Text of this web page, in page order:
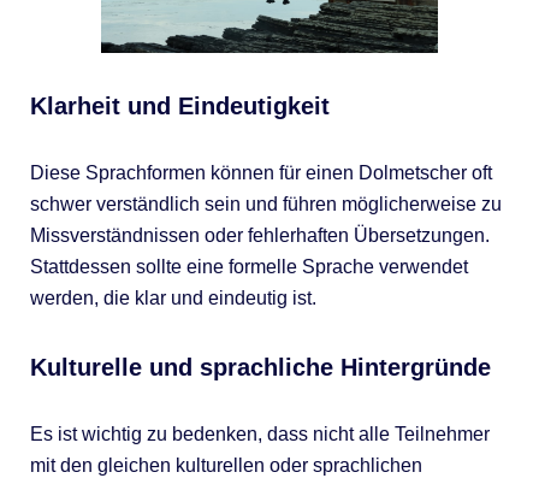
Klarheit und Eindeutigkeit
Diese Sprachformen können für einen Dolmetscher oft
schwer verständlich sein und führen möglicherweise zu
Missverständnissen oder fehlerhaften Übersetzungen.
Stattdessen sollte eine formelle Sprache verwendet
werden, die klar und eindeutig ist.
Kulturelle und sprachliche Hintergründe
Es ist wichtig zu bedenken, dass nicht alle Teilnehmer
mit den gleichen kulturellen oder sprachlichen